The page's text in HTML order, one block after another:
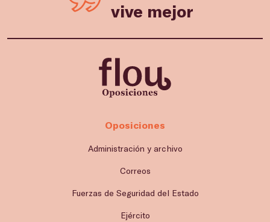
vive mejor
Oposiciones
Administración y archivo
Correos
Fuerzas de Seguridad del Estado
Ejército